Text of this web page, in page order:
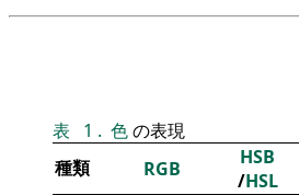
表
1 . 色の表現
種類
RGB
HSB
/HSL